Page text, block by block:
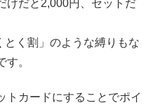
けだと2,000円、セットだ
く割」のような縛りもな
。
トカードにすることでポイ